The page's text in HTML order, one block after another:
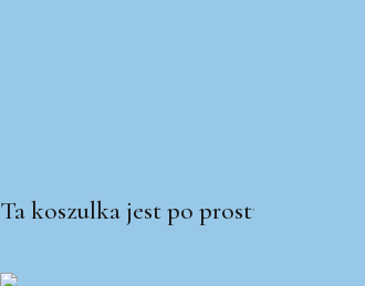
Ta koszulka jest po prostu